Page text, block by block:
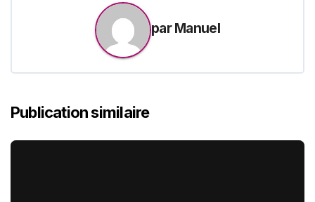
parManuel
Publication similaire